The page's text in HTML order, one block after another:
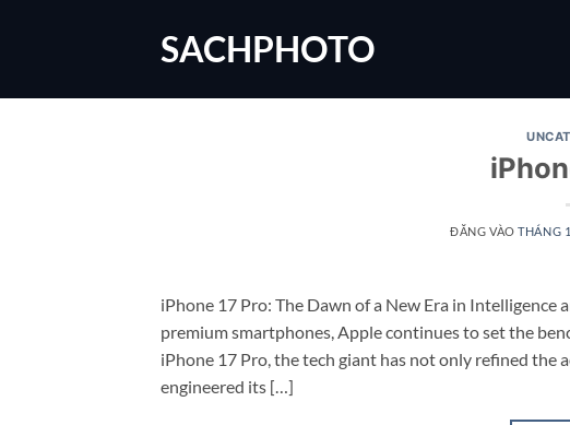
dung
SACHPHOTO
ĐĂNG VÀOTHÁNG
iPhone 17 Pro: The Dawn of a New Era in
premium smartphones, Apple continues to set the
iPhone 17 Pro, the tech giant has not only refined
engineered its […]